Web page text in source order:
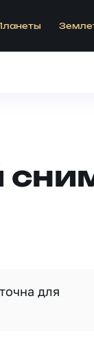
для